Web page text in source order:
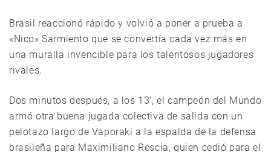
Brasil reaccionó rápido y volvió a poner a prueba a
«Nico» Sarmiento que se convertía cada vez más en
una muralla invencible para los talentosos jugadores
rivales.
Dos minutos después, a los 13′, el campeón del Mundo
armó otra buena jugada colectiva de salida con un
pelotazo largo de Vaporaki a la espalda de la defensa
brasileña para Maximiliano Rescia, quien cedió para el